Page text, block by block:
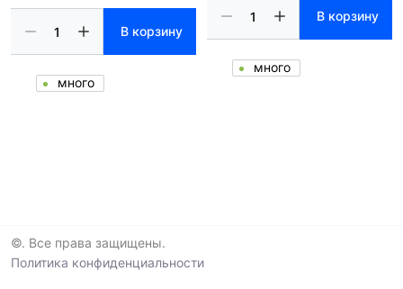
В корзину
много
В корзину
много
©. Все права защищены.
Политика конфиденциальности